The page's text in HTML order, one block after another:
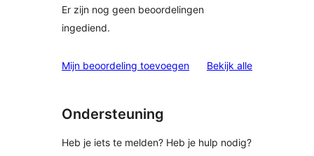
Er zijn nog geen beoordelingen
ingediend.
Mijn beoordeling toevoegen Bekijk alle
Ondersteuning
Heb je iets te melden? Heb je hulp nodig?